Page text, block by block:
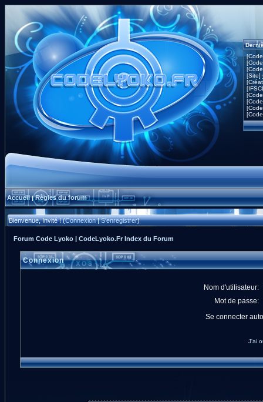
[Site]
Accueil|Règles du forum
Bienvenue, Invité ! (Connexion|S'enregistrer)
Forum Code Lyoko | CodeLyoko.Fr Index du Forum
Connexion
Nom d'utilisateur:
Mot de passe:
Se connecter
J'ai